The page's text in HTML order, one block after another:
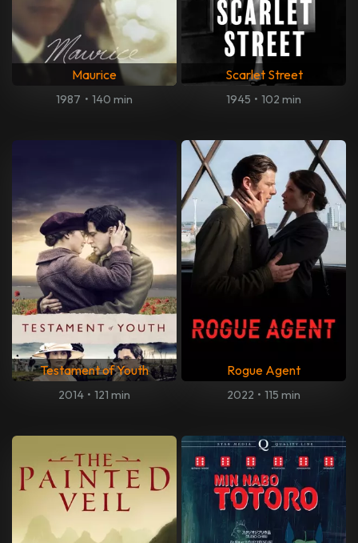
Maurice
1987 • 140 min
Scarlet Street
1945 • 102 min
Testament of Youth
2014 • 121 min
Rogue Agent
2022 • 115 min